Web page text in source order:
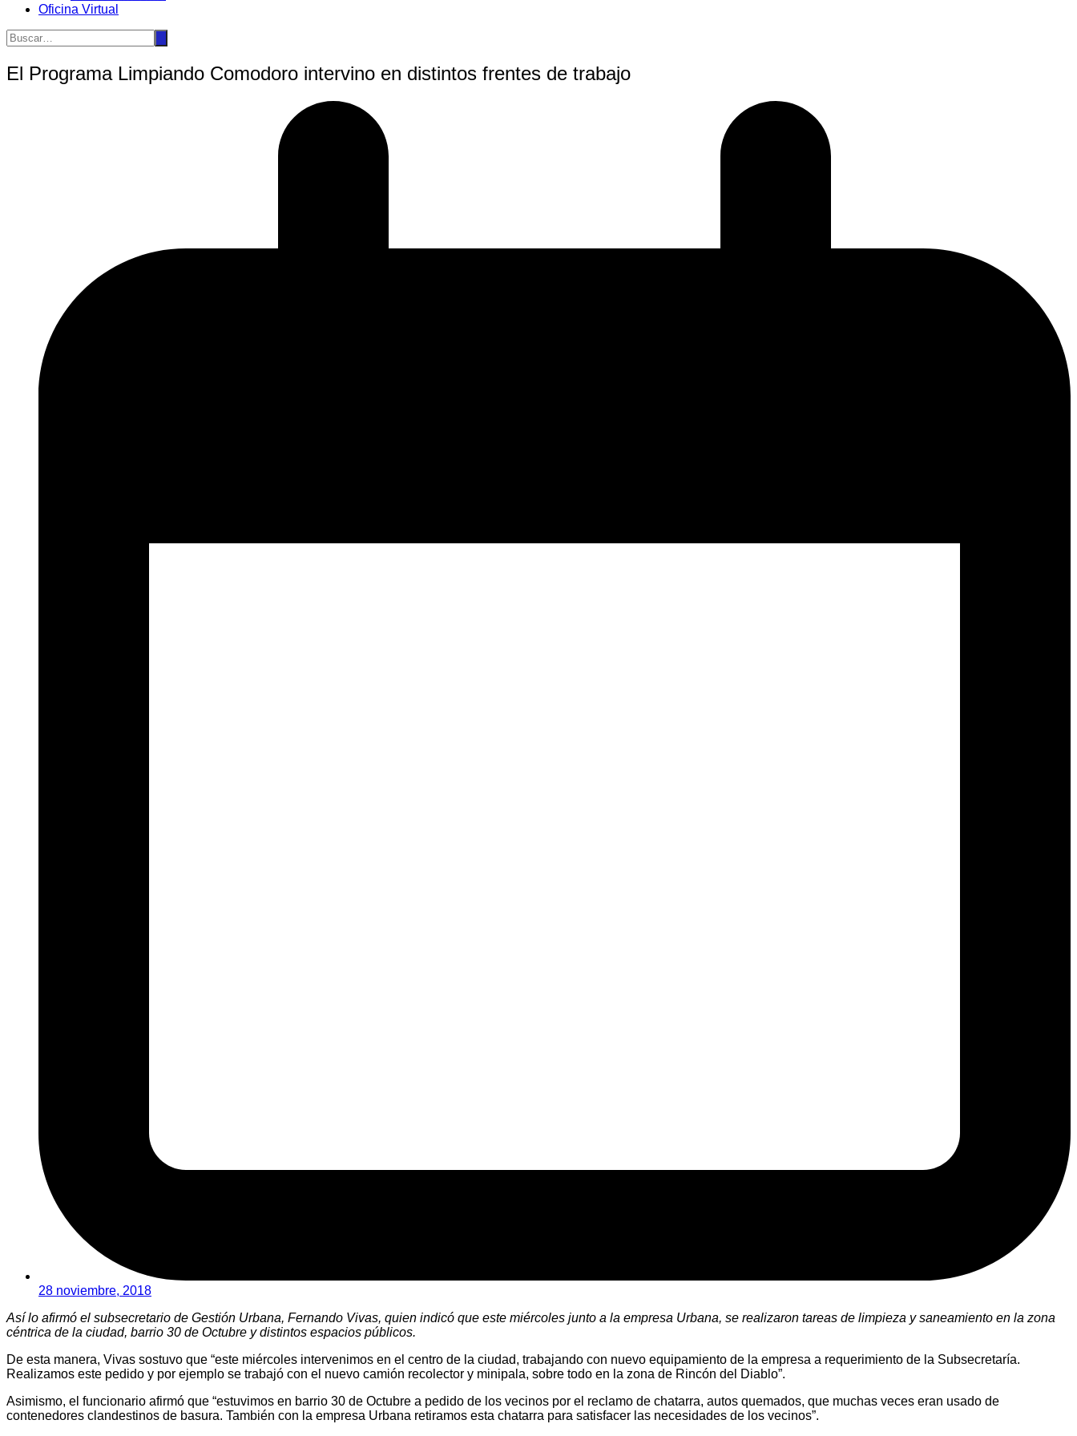
Oficina Virtual
El Programa Limpiando Comodoro intervino en distintos frentes de trabajo
28 noviembre, 2018
Así lo afirmó el subsecretario de Gestión Urbana, Fernando Vivas, quien indicó que este miércoles junto a la empresa Urbana, se realizaron tareas de limpieza y saneamiento en la zona
céntrica de la ciudad, barrio 30 de Octubre y distintos espacios públicos.
De esta manera, Vivas sostuvo que “este miércoles intervenimos en el centro de la ciudad, trabajando con nuevo equipamiento de la empresa a requerimiento de la Subsecretaría.
Realizamos este pedido y por ejemplo se trabajó con el nuevo camión recolector y minipala, sobre todo en la zona de Rincón del Diablo”.
Asimismo, el funcionario afirmó que “estuvimos en barrio 30 de Octubre a pedido de los vecinos por el reclamo de chatarra, autos quemados, que muchas veces eran usado de
contenedores clandestinos de basura. También con la empresa Urbana retiramos esta chatarra para satisfacer las necesidades de los vecinos”.